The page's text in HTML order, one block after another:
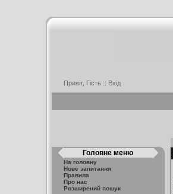
Привіт, Гість :: Вхід
Головне меню
На головну
Нове запитання
Правила
Про нас
Розширений пошук